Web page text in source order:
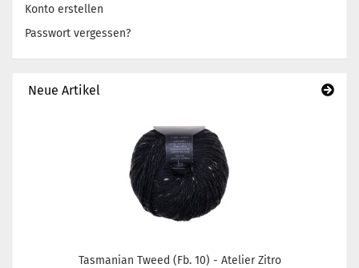
Konto erstellen
Passwort vergessen?
Neue Artikel
Tasmanian Tweed (Fb. 10) - Atelier Zitro